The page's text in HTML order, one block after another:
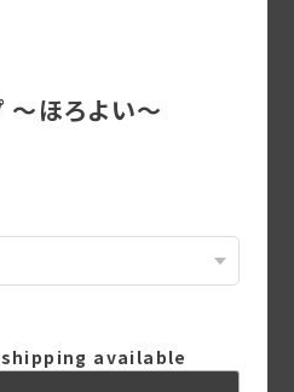
～ほろよい～
available